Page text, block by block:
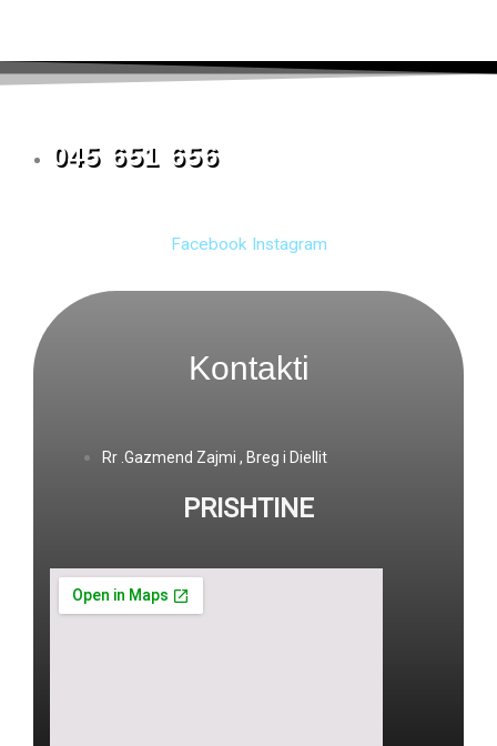
045 651 656
Facebook Instagram
Kontakti
Rr .Gazmend Zajmi , Breg i Diellit
PRISHTINE